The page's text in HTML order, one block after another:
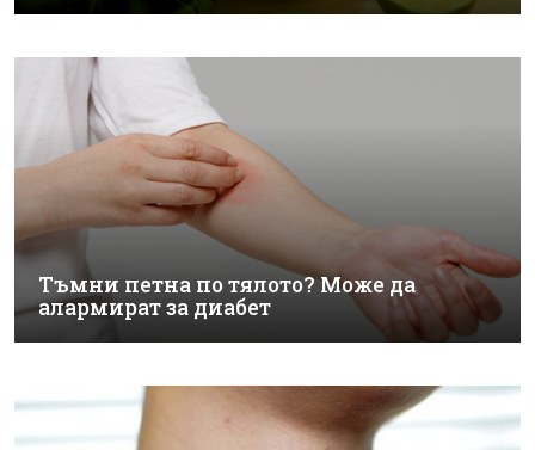
Тъмни петна по тялото? Може да
алармират за диабет